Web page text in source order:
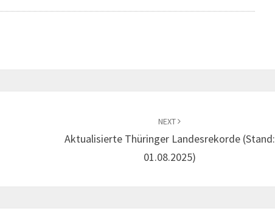
NEXT
Aktualisierte Thüringer Landesrekorde (Stand:
01.08.2025)